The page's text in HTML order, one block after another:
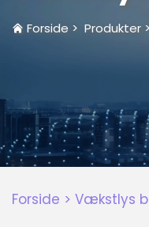
Forside > Produkter >
Forside > Vækstlys